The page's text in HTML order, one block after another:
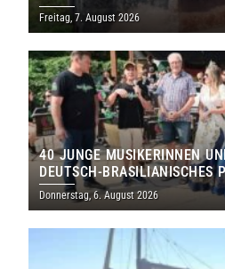
DENKMALS EIN
Freitag, 7. August 2026
40 JUNGE MUSIKERINNEN
DEUTSCH-BRASILIANISCHES
THOLEY
Donnerstag, 6. August 2026